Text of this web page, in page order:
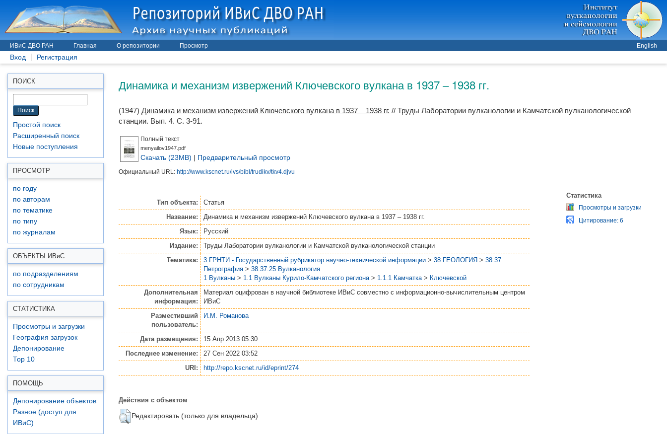
ИВиС ДВО РАН Главная О репозитории Просмотр English
Вход Регистрация
ПОИСК
Простой поиск
Расширенный поиск
Новые поступления
ПРОСМОТР
по году
по авторам
по тематике
по типу
по журналам
ОБЪЕКТЫ ИВиС
по подразделениям
по сотрудникам
СТАТИСТИКА
Просмотры и загрузки
География загрузок
Депонирование
Top 10
ПОМОЩЬ
Депонирование объектов
Разное (доступ для
ИВиС)
Динамика и механизм извержений Ключевского вулкана в 1937 – 1938 гг.
(1947) Динамика и механизм извержений Ключевского вулкана в 1937 – 1938 гг. // Труды Лаборатории вулканологии и Камчатской вулканологической
станции. Вып. 4. С. 3-91.
Полный текст
menyailov1947.pdf
Скачать (23MB) | Предварительный просмотр
Официальный URL: http://www.kscnet.ru/ivs/bibl/trudikv/tkv4.djvu
Тип объекта:
Статья
Название:
Динамика и механизм извержений Ключевского вулкана в 1937 – 1938 гг.
Язык:
Русский
Издание:
Труды Лаборатории вулканологии и Камчатской вулканологической станции
Тематика:
3 ГРНТИ - Государственный рубрикатор научно-технической информации > 38 ГЕОЛОГИЯ > 38.37
Петрография > 38.37.25 Вулканология
1 Вулканы > 1.1 Вулканы Курило-Камчатского региона > 1.1.1 Камчатка > Ключевской
Дополнительная
информация:
Материал оцифрован в научной библиотеке ИВиС совместно с информационно-вычислительным центром
ИВиС
Разместивший
пользователь:
И.М. Романова
Дата размещения:
15 Апр 2013 05:30
Последнее изменение:
27 Сен 2022 03:52
URI:
http://repo.kscnet.ru/id/eprint/274
Действия с объектом
Редактировать (только для владельца)
Статистика
Просмотры и загрузки
Цитирование: 6